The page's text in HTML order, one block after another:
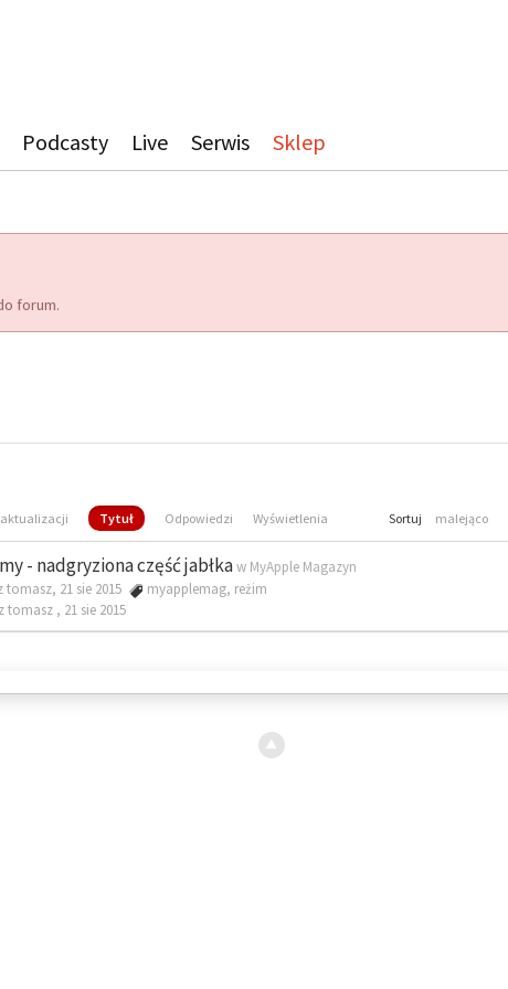
Podcasty Live Serwis Sklep
forum.
Tytuł Odpowiedzi Wyświetlenia Sortuj malejąco
- nadgryziona część jabłkaw MyApple Magazyn
21 sie 2015
myapplemag, reżim
tomasz , 21 sie 2015